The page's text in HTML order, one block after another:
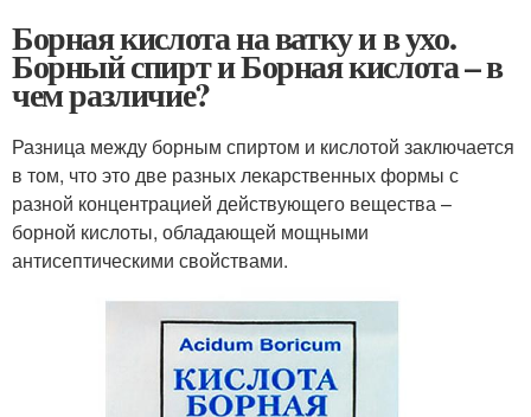
Борная кислота на ватку и в ухо.
Борный спирт и Борная кислота – в
чем различие?
Разница между борным спиртом и кислотой заключается
в том, что это две разных лекарственных формы с
разной концентрацией действующего вещества –
борной кислоты, обладающей мощными
антисептическими свойствами.